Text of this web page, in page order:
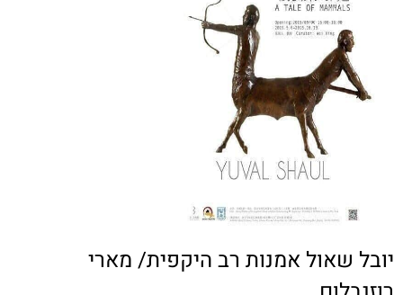
שאול אמנות רב היקפית/ מארי